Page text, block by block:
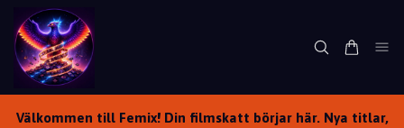
Välkommen till Femix! Din filmskatt börjar här. Nya titlar,